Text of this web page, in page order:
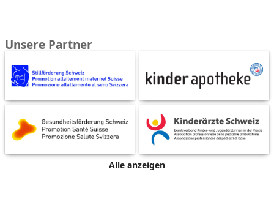
Unsere Partner
Alle anzeigen